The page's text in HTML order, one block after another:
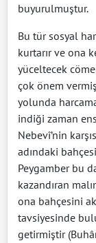
buyurulmuştur.
Bu tür sosyal
kurtarır ve ona
yüceltecek
çok önem
yolunda
indiği zaman
Nebevî’nin
adındaki
Peygamber bu
kazandıran
ona bahçesini
tavsiyesinde
getirmiştir